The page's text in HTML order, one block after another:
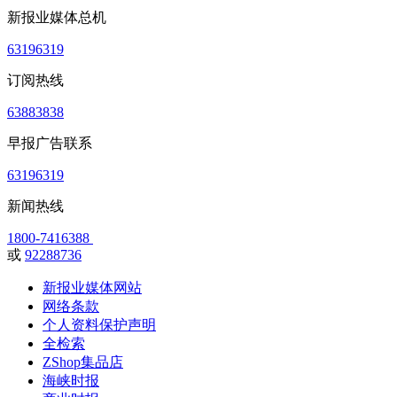
新报业媒体总机
63196319
订阅热线
63883838
早报广告联系
63196319
新闻热线
1800-7416388
或 92288736
新报业媒体网站
网络条款
个人资料保护声明
全检索
ZShop集品店
海峡时报